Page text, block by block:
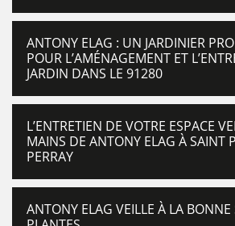
ANTONY ELAG : UN JARDINIER
POUR L’AMÉNAGEMENT ET
JARDIN DANS LE 91280
L’ENTRETIEN DE VOTRE ESPACE
MAINS DE ANTONY ELAG À SAINT
PERRAY
ANTONY ELAG VEILLE À LA BONNE